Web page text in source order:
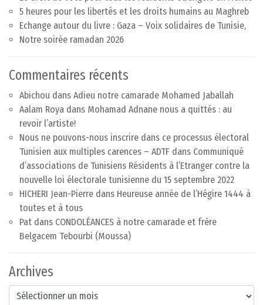
5 heures pour les libertés et les droits humains au Maghreb
Echange autour du livre : Gaza – Voix solidaires de Tunisie,
Notre soirée ramadan 2026
Commentaires récents
Abichou dans Adieu notre camarade Mohamed Jaballah
Aalam Roya dans Mohamad Adnane nous a quittés : au
revoir l’artiste!
Nous ne pouvons-nous inscrire dans ce processus électoral
Tunisien aux multiples carences – ADTF dans Communiqué
d’associations de Tunisiens Résidents à l’Etranger contre la
nouvelle loi électorale tunisienne du 15 septembre 2022
HICHERI Jean-Pierre dans Heureuse année de l’Hégire 1444 à
toutes et à tous
Pat dans CONDOLÉANCES à notre camarade et frère
Belgacem Tebourbi (Moussa)
Archives
Archives